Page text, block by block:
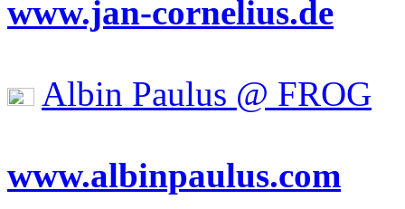
www.jan-cornelius.de
Albin Paulus @ FROG
www.albinpaulus.com